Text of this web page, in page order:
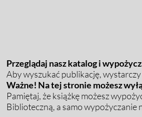
Przeglądaj nasz katalog i
Aby wyszukać publikację,
Ważne! Na tej stronie możesz
Pamiętaj, że książkę możesz
Biblioteczną, a samo wypożyczanie